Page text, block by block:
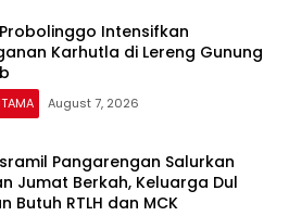
Intensifkan
Karhutla di Lereng Gunung
August 7, 2026
Pangarengan Salurkan
Jumat Berkah, Keluarga Dul
Butuh RTLH dan MCK